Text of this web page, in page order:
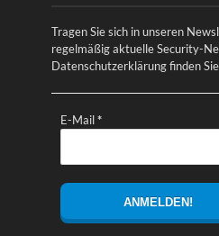
Tragen Sie sich in unseren
regelmäßig aktuelle Security-
Datenschutzerklärung finden Sie
E-Mail*